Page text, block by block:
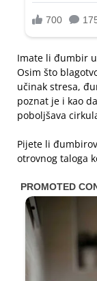
Imate li đumbir
Osim što
učinak stresa,
poznat je i kao
poboljšava
Pijete li
otrovnog taloga